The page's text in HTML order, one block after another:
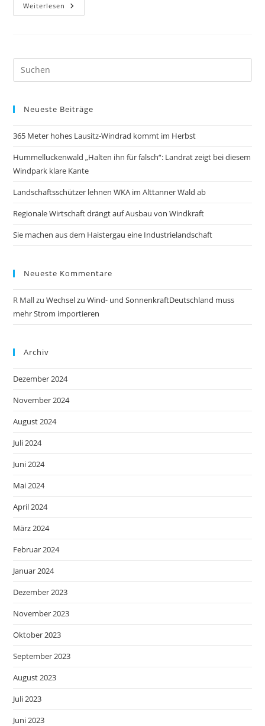
Weiterlesen ZDF:
Blackout
Neueste Beiträge
365 Meter hohes Lausitz-Windrad kommt im Herbst
Hummelluckenwald „Halten ihn für falsch“: Landrat zeigt bei diesem
Windpark klare Kante
Landschaftsschützer lehnen WKA im Alttanner Wald ab
Regionale Wirtschaft drängt auf Ausbau von Windkraft
Sie machen aus dem Haistergau eine Industrielandschaft
Neueste Kommentare
R MallzuWechsel zu Wind- und SonnenkraftDeutschland muss
mehr Strom importieren
Archiv
Dezember 2024
November 2024
August 2024
Juli 2024
Juni 2024
Mai 2024
April 2024
März 2024
Februar 2024
Januar 2024
Dezember 2023
November 2023
Oktober 2023
September 2023
August 2023
Juli 2023
Juni 2023